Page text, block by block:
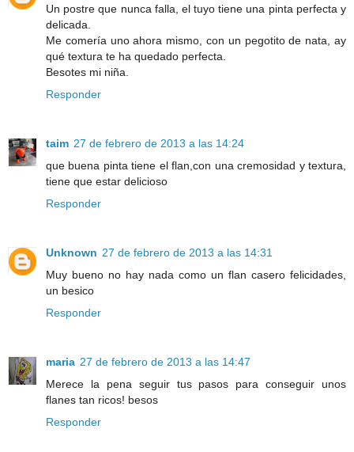
Un postre que nunca falla, el tuyo tiene una pinta perfecta y
delicada.
Me comería uno ahora mismo, con un pegotito de nata, ay
qué textura te ha quedado perfecta.
Besotes mi niña.
Responder
taim 27 de febrero de 2013 a las 14:24
que buena pinta tiene el flan,con una cremosidad y textura,
tiene que estar delicioso
Responder
Unknown 27 de febrero de 2013 a las 14:31
Muy bueno no hay nada como un flan casero felicidades,
un besico
Responder
maria 27 de febrero de 2013 a las 14:47
Merece la pena seguir tus pasos para conseguir unos
flanes tan ricos! besos
Responder